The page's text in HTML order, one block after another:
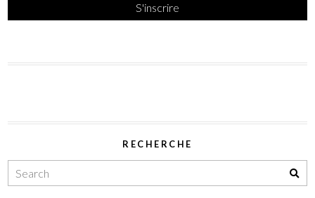
RECHERCHE